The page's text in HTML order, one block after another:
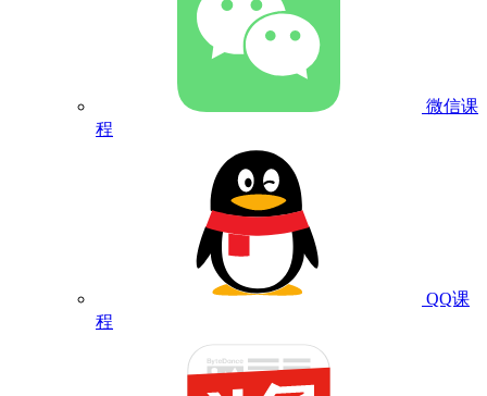
微信课
程
QQ课
程